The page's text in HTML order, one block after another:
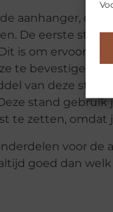
aanhanger, dan
De eerste
is om ervoor te
te bevestigen
van deze
stand
te zetten,
voor
goed dan